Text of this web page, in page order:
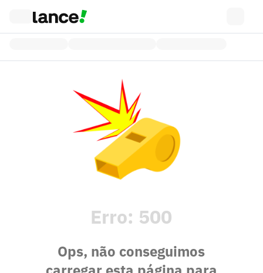
Erro: 500
Ops, não conseguimos